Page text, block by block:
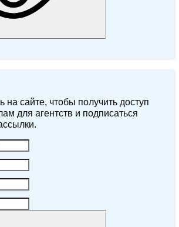
на сайте, чтобы получить доступ
для агентств и подписаться